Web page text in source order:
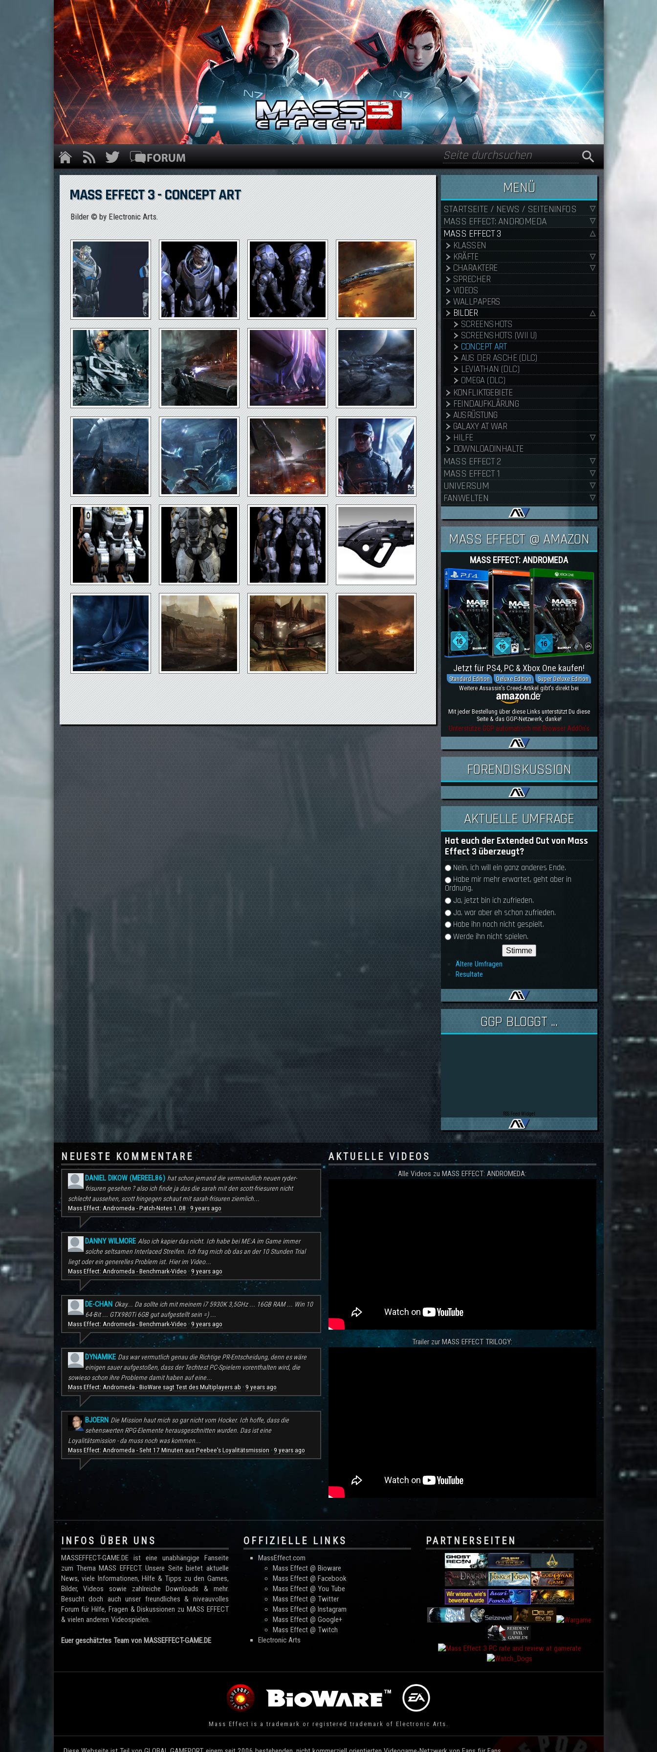
Direkt zum Inhalt
Suchformular
Suche
MASS EFFECT 3 - CONCEPT ART
Bilder © by Electronic Arts.
MENÜ
STARTSEITE / NEWS / SEITENINFOS
MASS EFFECT: ANDROMEDA
MASS EFFECT 3
KLASSEN
KRÄFTE
CHARAKTERE
SPRECHER
VIDEOS
WALLPAPERS
BILDER
SCREENSHOTS
SCREENSHOTS (WII U)
CONCEPT ART
AUS DER ASCHE (DLC)
LEVIATHAN (DLC)
OMEGA (DLC)
KONFLIKTGEBIETE
FEINDAUFKLÄRUNG
AUSRÜSTUNG
GALAXY AT WAR
HILFE
DOWNLOADINHALTE
MASS EFFECT 2
MASS EFFECT 1
UNIVERSUM
FANWELTEN
MASS EFFECT @ AMAZON
MASS EFFECT: ANDROMEDA
Jetzt für PS4, PC & Xbox One kaufen!
Standard Edition Deluxe Edition
Super Deluxe Edition
Weitere Assassin's Creed-Artikel gibt's direkt bei
Mit jeder Bestellung über diese Links unterstützt Du diese
Seite & das GGP-Netzwerk, danke!
Unterstütze GGP automatisch mit Browser AddOn's
FORENDISKUSSION
AKTUELLE UMFRAGE
Hat euch der Extended Cut von Mass
Effect 3 überzeugt?
Auswahlmöglichkeiten
Nein, ich will ein ganz anderes Ende.
Habe mir mehr erwartet, geht aber in
Ordnung.
Ja, jetzt bin ich zufrieden.
Ja, war aber eh schon zufrieden.
Habe ihn noch nicht gespielt.
Werde ihn nicht spielen.
Ältere Umfragen
Resultate
GGP BLOGGT ...
RSS Feed Widget
NEUESTE KOMMENTARE
DANIEL DIKOW (MEREEL86) hat schon jemand die vermeindlich neuen ryder-
frisuren gesehen ? also ich finde ja das die sarah mit den scott-friesuren nicht
schlecht aussehen, scott hingegen schaut mit sarah-frisuren ziemlich...
Mass Effect: Andromeda - Patch-Notes 1.08 · 9 years ago
DANNY WILMORE Also ich kapier das nicht. Ich habe bei ME:A im Game immer
solche seltsamen Interlaced Streifen. Ich frag mich ob das an der 10 Stunden Trial
liegt oder ein generelles Problem ist. Hier im Video...
Mass Effect: Andromeda - Benchmark-Video · 9 years ago
DE-CHAN Okay... Da sollte ich mit meinem i7 5930K 3,5GHz ... 16GB RAM ... Win 10
64-Bit ... GTX980Ti 6GB gut aufgestellt sein =) ...
Mass Effect: Andromeda - Benchmark-Video · 9 years ago
DYNAMIKE Das war vermutlich genau die Richtige PR-Entscheidung, denn es wäre
einigen sauer aufgestoßen, dass der Techtest PC-Spielern vorenthalten wird, die
sowieso schon ihre Probleme damit haben auf eine...
Mass Effect: Andromeda - BioWare sagt Test des Multiplayers ab · 9 years ago
BJOERN Die Mission haut mich so gar nicht vom Hocker. Ich hoffe, dass die
sehenswerten RPG-Elemente herausgeschnitten wurden. Das ist eine
Loyalitätsmission - da muss noch was kommen...
Mass Effect: Andromeda - Seht 17 Minuten aus Peebee's Loyalitätsmission · 9 years ago
AKTUELLE VIDEOS
Alle Videos zu MASS EFFECT: ANDROMEDA:
Trailer zur MASS EFFECT TRILOGY:
.
INFOS ÜBER UNS
MASSEFFECT-GAME.DE ist eine unabhängige Fanseite
zum Thema MASS EFFECT. Unsere Seite bietet aktuelle
News, viele Informationen, Hilfe & Tipps zu den Games,
Bilder, Videos sowie zahlreiche Downloads & mehr.
Besucht doch auch unser freundliches & niveauvolles
Forum für Hilfe, Fragen & Diskussionen zu MASS EFFECT
& vielen anderen Videospielen.
Euer geschätztes Team von MASSEFFECT-GAME.DE
OFFIZIELLE LINKS
MassEffect.com
Mass Effect @ Bioware
Mass Effect @ Facebook
Mass Effect @ You Tube
Mass Effect @ Twitter
Mass Effect @ Instagram
Mass Effect @ Google+
Mass Effect @ Twitch
Electronic Arts
PARTNERSEITEN
Mass Effect is a trademark or registered trademark of Electronic Arts.